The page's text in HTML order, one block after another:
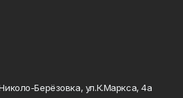
Берёзовка, ул.К.Маркса, 4а